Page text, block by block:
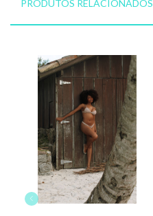
PRODUTOS RELACIONADOS